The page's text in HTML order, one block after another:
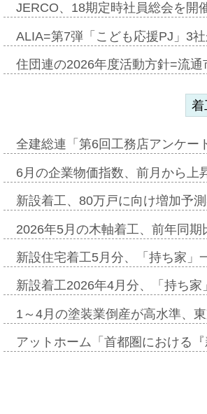
JERCO、18期定時社員総会を
ALIA=第7弾「こども応援PJ」3
住団連の2026年度活動方針=流
着
全建総連「第6回工務店アンケ
6月の企業物価指数、前月から
新設着工、80万戸に向け増加予
2026年5月の木軸着工、前年同
新設住宅着工5月分、「持ち家
新設着工2026年4月分、「持ち
1～4月の塗装業倒産が高水準、
アットホーム「首都圏における